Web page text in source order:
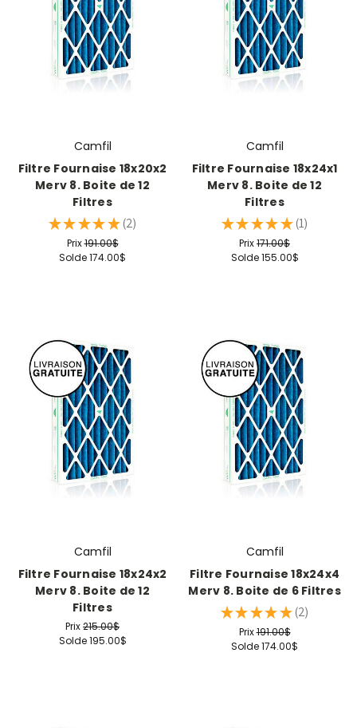
Camfil
Filtre Fournaise 18x20x2
Merv 8. Boite de 12
Filtres
★ ★ ★ ★ ★ 2
2
Prix191.00$
Solde174.00$
Camfil
Filtre Fournaise 18x24x1
Merv 8. Boite de 12
Filtres
★ ★ ★ ★ ★ 1
1
Prix171.00$
Solde155.00$
Camfil
Filtre Fournaise 18x24x2
Merv 8. Boite de 12
Filtres
Prix215.00$
Solde195.00$
Camfil
Filtre Fournaise 18x24x4
Merv 8. Boite de 6 Filtres
★ ★ ★ ★ ★ 2
2
Prix191.00$
Solde174.00$